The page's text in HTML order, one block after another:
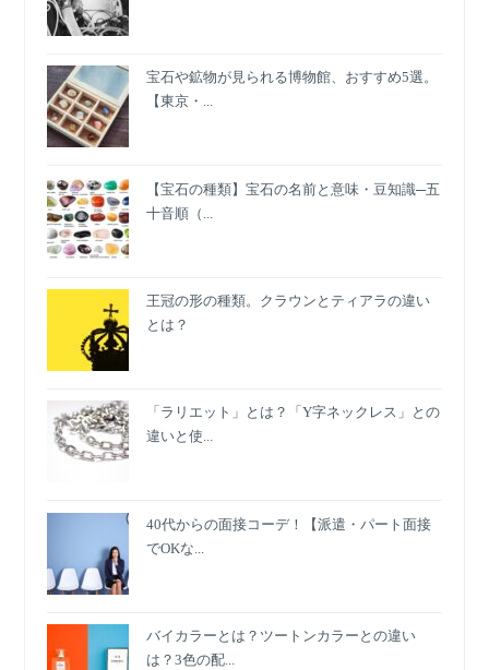
宝石や鉱物が見られる博物館、おすすめ5選。
【東京・...
【宝石の種類】宝石の名前と意味・豆知識─五
十音順（...
王冠の形の種類。クラウンとティアラの違い
とは？
「ラリエット」とは？「Y字ネックレス」との
違いと使...
40代からの面接コーデ！【派遣・パート面接
でOKな...
バイカラーとは？ツートンカラーとの違い
は？3色の配...